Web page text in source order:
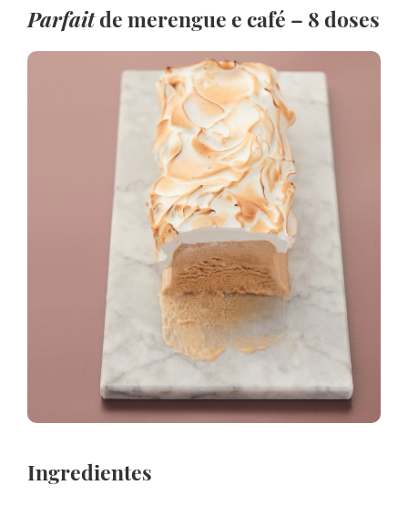
Parfaitde merengue e café – 8 doses
Ingredientes